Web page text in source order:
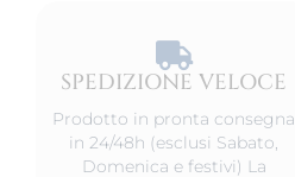
SPEDIZIONE VELOCE​
Prodotto in pronta consegna
in 24/48h (esclusi Sabato,
Domenica e festivi) La